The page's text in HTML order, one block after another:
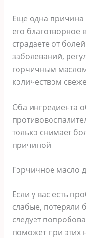
Еще одна причина
его благотворное
страдаете от
заболеваний,
горчичным
количеством
Оба ингредиента
только снимает
причиной.
Горчичное масло
Если у вас есть
слабые, потеряли
следует
поможет при этих